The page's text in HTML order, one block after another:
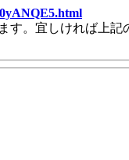
す。宜しければ上